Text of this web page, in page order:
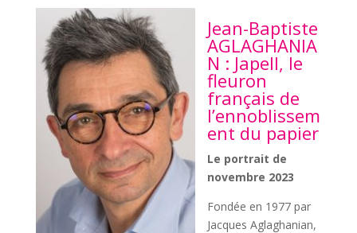
Jean-Baptiste
AGLAGHANIA
N : Japell, le
fleuron
français de
l’ennoblissem
ent du papier
Le portrait de
novembre 2023
Fondée en 1977 par
Jacques Aglaghanian,